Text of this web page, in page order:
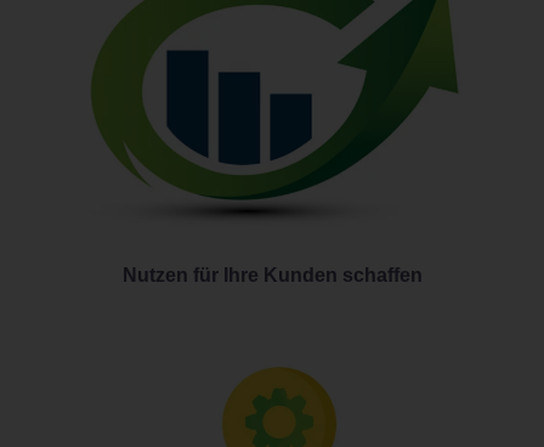
Nutzen für Ihre Kunden schaffen